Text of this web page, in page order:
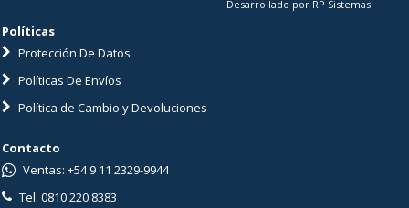
Políticas
Protección De Datos
Políticas De Envíos
Política de Cambio y Devoluciones
Desarrollado por RP Sistemas
Contacto
Ventas: +54 9 11 2329-9944
Tel: 0810 220 8383